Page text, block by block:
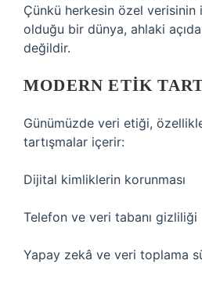
Çünkü herkesin özel verisinin
olduğu bir dünya, ahlaki
değildir.
MODERN ETIK
Günümüzde veri etiği,
tartışmalar içerir:
Dijital kimliklerin korunması
Telefon ve veri tabanı gizliliği
Yapay zekâ ve veri toplama